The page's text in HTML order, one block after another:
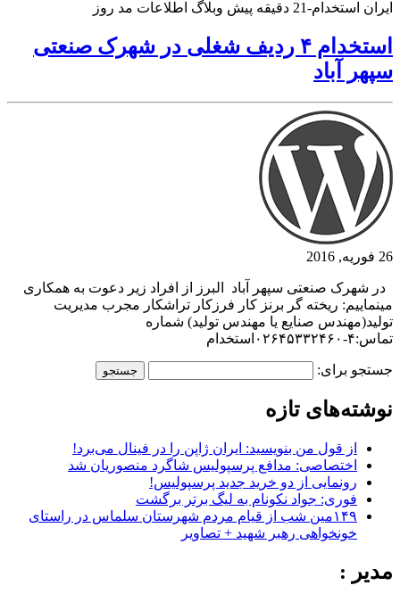
ایران استخدام-21 دقیقه پیش وبلاگ اطلاعات مد روز
استخدام ۴ ردیف شغلی در شهرک صنعتی
سپهر آباد
26 فوریه, 2016
در شهرک صنعتی سپهر آباد البرز از افراد زیر دعوت به همکاری
مینماییم: ریخته گر برنز کار فرزکار تراشکار مجرب مدیریت
تولید(مهندس صنایع یا مهندس تولید) شماره
تماس:۴-۰۲۶۴۵۳۳۲۴۶۰استخدام
جستجو برای:
نوشته‌های تازه
از قول من بنویسید: ایران ژاپن را در فینال می‌برد!
اختصاصی: مدافع پرسپولیس شاگرد منصوریان شد
رونمایی از دو خرید جدید پرسپولیس!
فوری: جواد نکونام به لیگ برتر برگشت
۱۴۹مین شب از قیام مردم شهرستان سلماس در راستای
خونخواهی رهبر شهید + تصاویر
مدیر :